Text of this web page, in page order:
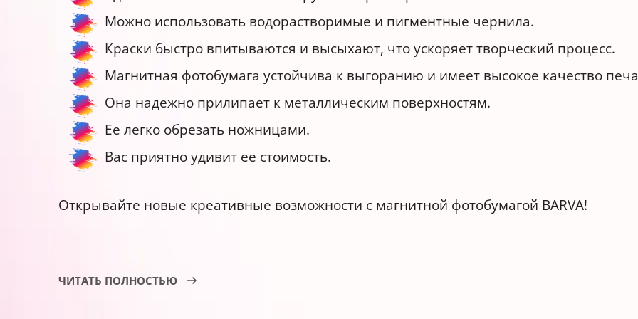
Можно использовать водорастворимые и пигментные чернила.
Краски быстро впитываются и высыхают, что ускоряет творческий процесс.
Магнитная фотобумага устойчива к выгоранию и имеет высокое качество
Она надежно прилипает к металлическим поверхностям.
Ее легко обрезать ножницами.
Вас приятно удивит ее стоимость.
Открывайте новые креативные возможности с магнитной фотобумагой BARVA!
ЧИТАТЬ ПОЛНОСТЬЮ